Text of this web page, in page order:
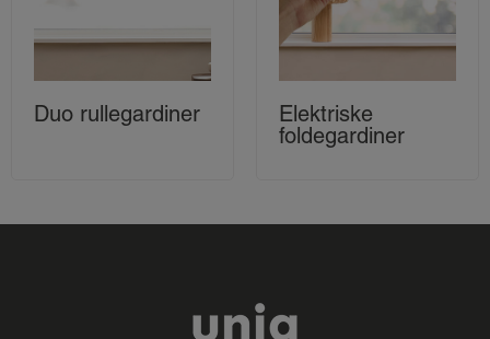
Duo rullegardiner
Elektriske
foldegardiner